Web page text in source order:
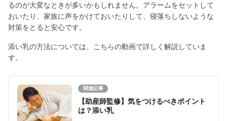
るのが大変なときが多いかもしれません。アラームをセットして
おいたり、家族に声をかけておいたりして、寝落ちしないような
対策をとると安心です。
添い乳の方法については、こちらの動画で詳しく解説していま
す。
関連記事
【助産師監修】気をつけるべきポイント
は？添い乳